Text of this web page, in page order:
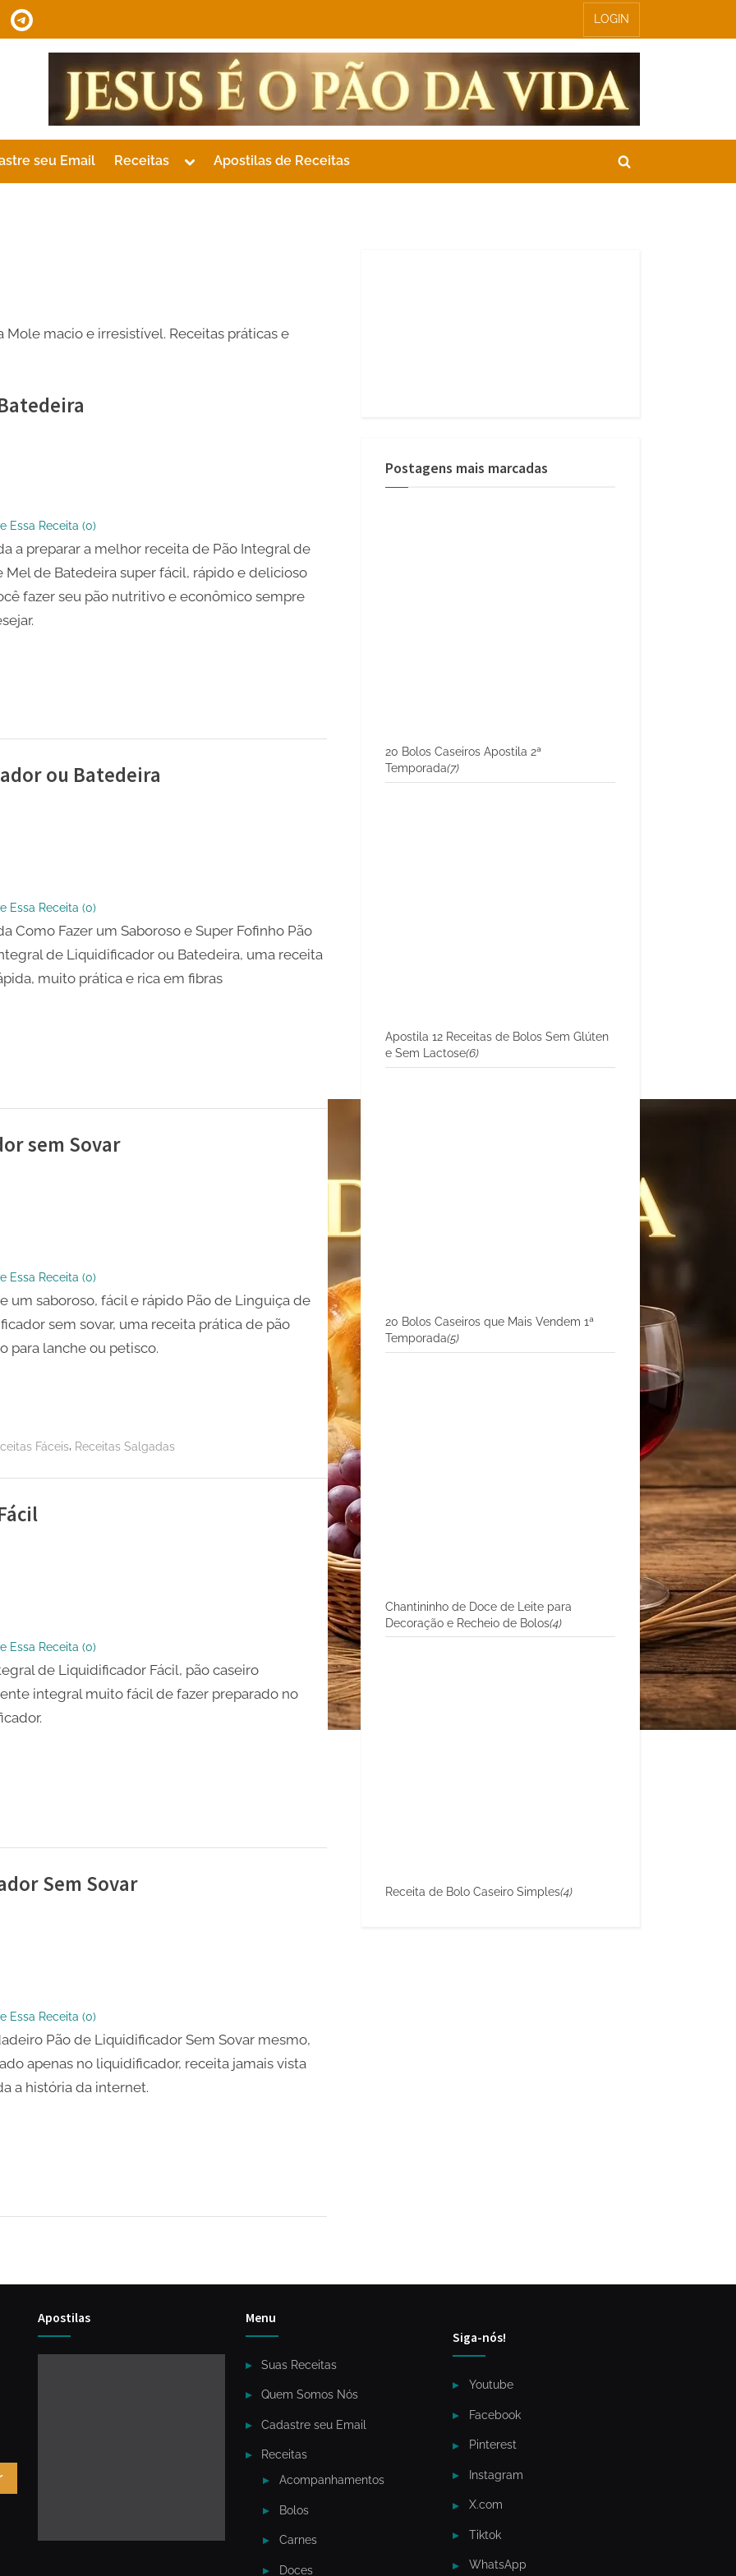
Telegram LOGIN
seu Email Receitas
Toggle
menu
Apostilas de Receitas
Toggle
macio e irresistível. Receitas práticas e
Essa Receita (0)
a preparar a melhor receita de Pão Integral de
Mel de Batedeira super fácil, rápido e delicioso
fazer seu pão nutritivo e econômico sempre
ou Batedeira
Essa Receita (0)
Como Fazer um Saboroso e Super Fofinho Pão
de Liquidificador ou Batedeira, uma receita
muito prática e rica em fibras
sem Sovar
Essa Receita (0)
um saboroso, fácil e rápido Pão de Linguiça de
sem sovar, uma receita prática de pão
para lanche ou petisco.
Fáceis Receitas Salgadas
Essa Receita (0)
de Liquidificador Fácil, pão caseiro
integral muito fácil de fazer preparado no
Sem Sovar
Essa Receita (0)
Pão de Liquidificador Sem Sovar mesmo,
apenas no liquidificador, receita jamais vista
a história da internet.
Postagens mais marcadas
20 Bolos Caseiros Apostila 2ª
Temporada(7)
Apostila 12 Receitas de Bolos Sem Glúten
e Sem Lactose(6)
20 Bolos Caseiros que Mais Vendem 1ª
Temporada(5)
Chantininho de Doce de Leite para
Decoração e Recheio de Bolos(4)
Receita de Bolo Caseiro Simples(4)
Apostilas Menu
Suas Receitas
Quem Somos Nós
Cadastre seu Email
Receitas
Acompanhamentos
Bolos
Carnes
Doces
Siga-nós!
Youtube
Facebook
Pinterest
Instagram
X.com
Tiktok
WhatsApp